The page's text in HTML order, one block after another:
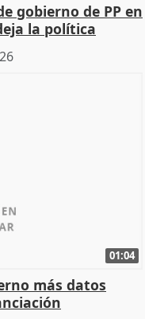
gobierno de PP en
la política
01:04
más datos